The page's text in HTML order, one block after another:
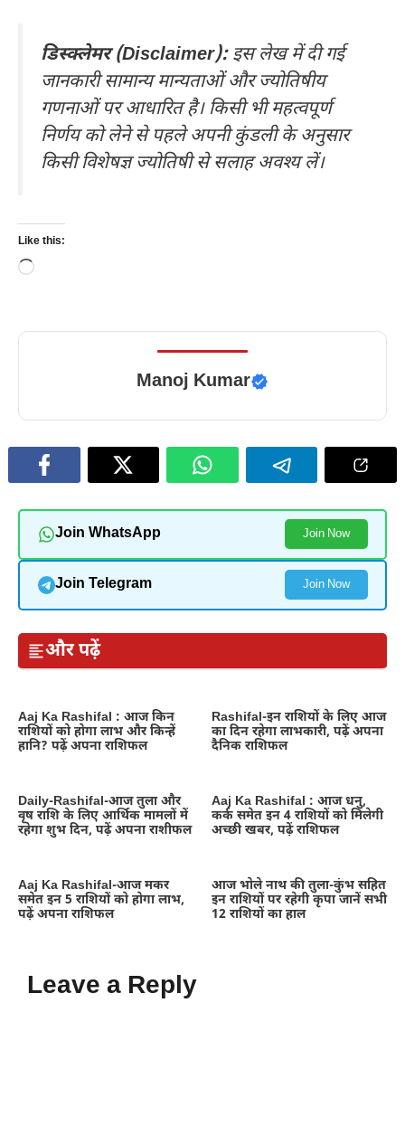
डिस्क्लेमर (Disclaimer):इस लेख में दी गई
जानकारी सामान्य मान्यताओं और ज्योतिषीय
गणनाओं पर आधारित है। किसी भी महत्वपूर्ण
निर्णय को लेने से पहले अपनी कुंडली के अनुसार
किसी विशेषज्ञ ज्योतिषी से सलाह अवश्य लें।
Like this:
Loading…
Manoj Kumar
Join WhatsApp Join Now
Join Telegram Join Now
और पढ़ें
Aaj Ka Rashifal : आज किन
राशियों को होगा लाभ और किन्हें
हानि? पढ़ें अपना राशिफल
Rashifal-इन राशियों के लिए आज
का दिन रहेगा लाभकारी, पढ़ें अपना
दैनिक राशिफल
Daily-Rashifal-आज तुला और
वृष राशि के लिए आर्थिक मामलों में
रहेगा शुभ दिन, पढ़ें अपना राशीफल
Aaj Ka Rashifal : आज धनु,
कर्क समेत इन 4 राशियों को मिलेगी
अच्छी खबर, पढ़ें राशिफल
Aaj Ka Rashifal-आज मकर
समेत इन 5 राशियों को होगा लाभ,
पढ़ें अपना राशिफल
आज भोले नाथ की तुला-कुंभ सहित
इन राशियों पर रहेगी कृपा जानें सभी
12 राशियों का हाल
Leave a Reply